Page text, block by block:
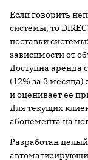
Если говорить
системы, то
поставки
зависимости от
Доступна аренда
(12% за 3
и оценивает ее
Для текущих
абонемента на
Разработан